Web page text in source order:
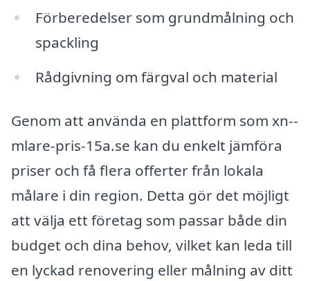
Förberedelser som grundmålning och
spackling
Rådgivning om färgval och material
Genom att använda en plattform som xn--
mlare-pris-15a.se kan du enkelt jämföra
priser och få flera offerter från lokala
målare i din region. Detta gör det möjligt
att välja ett företag som passar både din
budget och dina behov, vilket kan leda till
en lyckad renovering eller målning av ditt